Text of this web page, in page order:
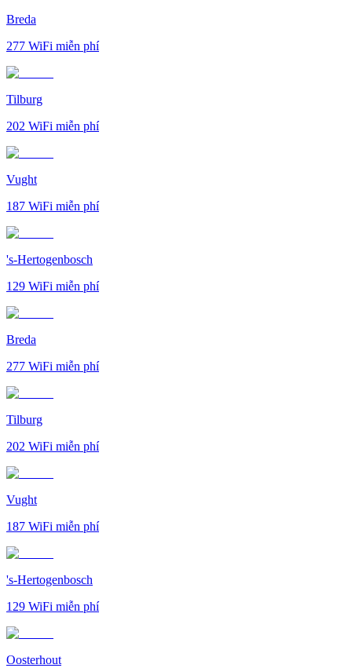
Breda
277 WiFi miễn phí
Tilburg
202 WiFi miễn phí
Vught
187 WiFi miễn phí
's-Hertogenbosch
129 WiFi miễn phí
Breda
277 WiFi miễn phí
Tilburg
202 WiFi miễn phí
Vught
187 WiFi miễn phí
's-Hertogenbosch
129 WiFi miễn phí
Oosterhout